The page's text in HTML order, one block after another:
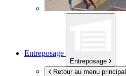
Entreposage
Entreposage
Retour au menu principal